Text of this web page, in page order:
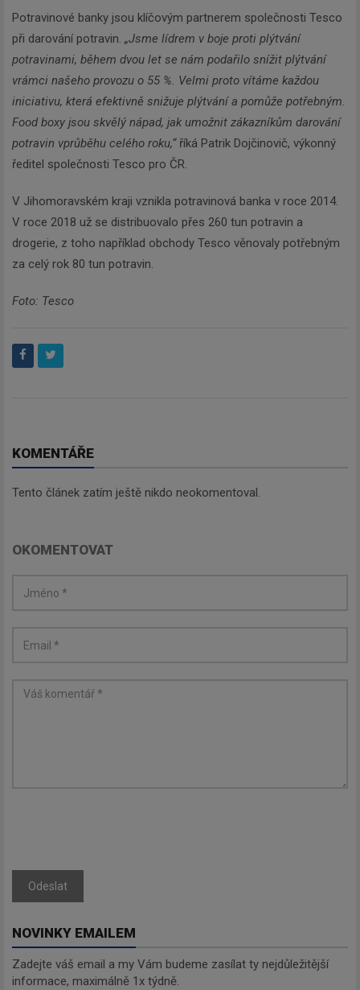
Potravinové banky jsou klíčovým partnerem společnosti Tesco
při darování potravin. „Jsme lídrem v boje proti plýtvání
potravinami, během dvou let se nám podařilo snížit plýtvání
vrámci našeho provozu o 55 %. Velmi proto vítáme každou
iniciativu, která efektivně snižuje plýtvání a pomůže potřebným.
Food boxy jsou skvělý nápad, jak umožnit zákazníkům darování
potravin vprůběhu celého roku,“říká Patrik Dojčinovič, výkonný
ředitel společnosti Tesco pro ČR.
V Jihomoravském kraji vznikla potravinová banka v roce 2014.
V roce 2018 už se distribuovalo přes 260 tun potravin a
drogerie, z toho například obchody Tesco věnovaly potřebným
za celý rok 80 tun potravin.
Foto: Tesco
KOMENTÁŘE
Tento článek zatím ještě nikdo neokomentoval.
OKOMENTOVAT
Odeslat
NOVINKY EMAILEM
Zadejte váš email a my Vám budeme zasílat ty nejdůležitější
informace, maximálně 1x týdně.